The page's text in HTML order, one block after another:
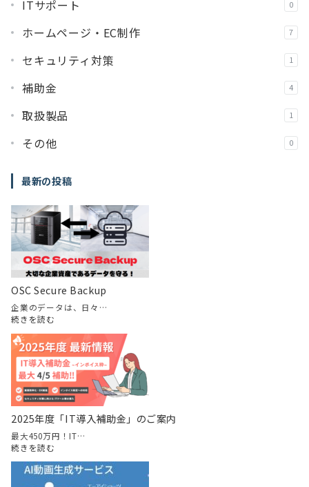
ITサポート 0
ホームページ・EC制作 7
セキュリティ対策 1
補助金 4
取扱製品 1
その他 0
最新の投稿
OSC Secure Backup
企業のデータは、日々…
続きを読む
Secure
Backup
2025年度「IT導入補助金」のご案内
最大450万円！IT…
続きを読む
年